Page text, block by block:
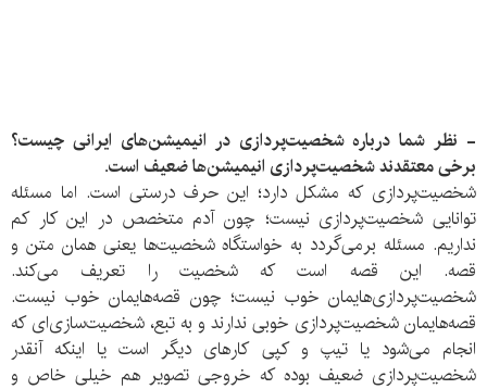
- نظر شما درباره شخصیت‌پردازی در انیمیشن‌های ایرانی چیست؟
برخی معتقدند شخصیت‌پردازی انیمیشن‌ها ضعیف است.
شخصیت‌پردازی که مشکل دارد؛ این حرف درستی است. اما مسئله
توانایی شخصیت‌پردازی نیست؛ چون آدم متخصص در این کار کم
نداریم. مسئله برمی‌گردد به خواستگاه شخصیت‌ها یعنی همان متن و
قصه. این قصه است که شخصیت را تعریف می‌کند.
شخصیت‌پردازی‌هایمان خوب نیست؛ چون قصه‌هایمان خوب نیست.
قصه‌هایمان شخصیت‌پردازی خوبی ندارند و به تبع، شخصیت‌سازی‌ای که
انجام می‌شود یا تیپ و کپی کارهای دیگر است یا اینکه آنقدر
شخصیت‌پردازی ضعیف بوده که خروجی تصویر هم خیلی خاص و